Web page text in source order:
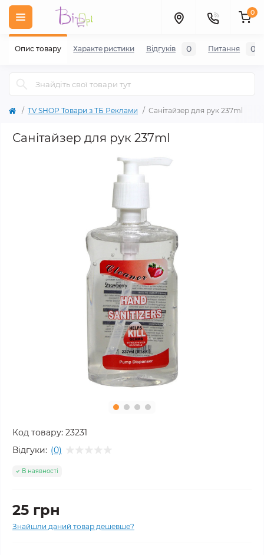
0
TV SHOP Товари з ТБ Реклами Санітайзер для рук 237ml
Санітайзер для рук 237ml
Код товару: 23231
Відгуки: (0)
В наявності
25 грн
Знайшли даний товар дешевше?
Опис товару Характеристики Відгуків 0 Питання 0